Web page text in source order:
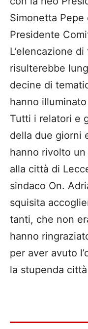
Simonetta
Presidente
L’elencazione
risulterebbe
decine di
hanno
Tutti i relatori e
della due giorni
hanno rivolto
alla città di
sindaco On.
squisita
tanti, che non
hanno
per aver avuto
la stupenda